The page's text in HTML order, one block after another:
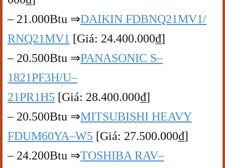
– 21.000Btu ⇒DAIKIN FDBNQ21MV1/
RNQ21MV1 [Giá: 24.400.000₫]
– 20.500Btu ⇒PANASONIC S–
1821PF3H/U–
21PR1H5 [Giá: 28.400.000₫]
– 20.500Btu ⇒MITSUBISHI HEAVY
FDUM60YA–W5 [Giá: 27.500.000₫]
– 24.200Btu ⇒TOSHIBA RAV–